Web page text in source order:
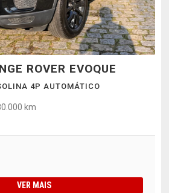
ROVER EVOQUE
4P AUTOMÁTICO
km
VER MAIS